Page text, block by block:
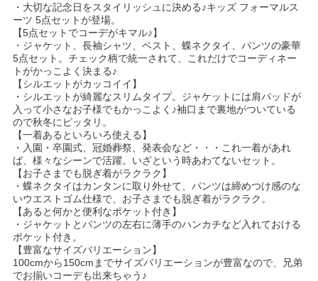
・大切な記念日をスタイリッシュに決める♪キッズ フォーマルス
ーツ 5点セットが登場。
【5点セットでコーデがキマル♪】
・ジャケット、長袖シャツ、ベスト、蝶ネクタイ、パンツの豪華
5点セット。チェック柄で統一されて、これだけでコーディネー
トがかっこよく決まる♪
【シルエットがカッコイイ】
・シルエットが綺麗なスリムタイプ。ジャケットには肩パッドが
入って小さなお子様でもかっこよく♪袖口まで裏地がついている
ので秋冬にピッタリ。
【一着あるといろいろ使える】
・入園・卒園式、冠婚葬祭、発表会など・・・これ一着があれ
ば、様々なシーンで活躍。いざという時あわてないセット。
【お子さまでも脱ぎ着がラクラク】
・蝶ネクタイはカンタンに取り外せて、パンツは締めつけ感のな
いウエストゴム仕様で、お子さまでも脱ぎ着がラクラク。
【あると何かと便利なポケット付き】
・ジャケットとパンツの左右に薄手のハンカチなど入れておける
ポケット付き。
【豊富なサイズバリエーション】
100cmから150cmまでサイズバリエーションが豊富なので、兄弟
でお揃いコーデも出来ちゃう♪